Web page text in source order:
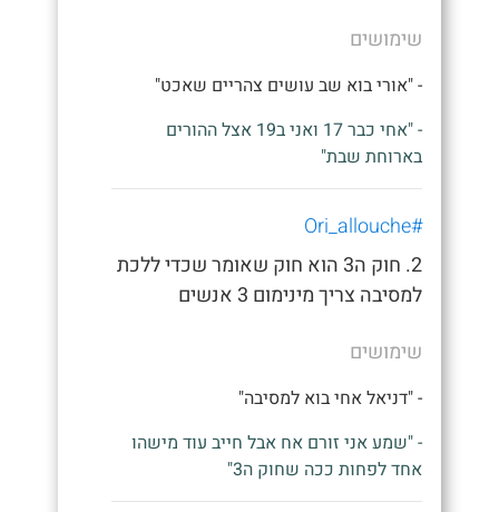
שימושים
- "אורי בוא שב עושים צהריים שאכט"
- "אחי כבר 17 ואני ב19 אצל ההורים
בארוחת שבת"
#Ori_allouche
2. חוק ה3 הוא חוק שאומר שכדי ללכת
למסיבה צריך מינימום 3 אנשים
שימושים
- "דניאל אחי בוא למסיבה"
- "שמע אני זורם אח אבל חייב עוד מישהו
אחד לפחות ככה שחוק ה3"